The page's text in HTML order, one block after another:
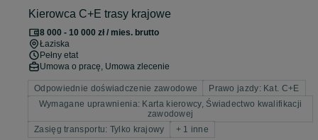
Kierowca C+E trasy krajowe
8 000 - 10 000 zł / mies. brutto
Łaziska
Pełny etat
Umowa o pracę, Umowa zlecenie
Odpowiednie doświadczenie zawodowe
Prawo jazdy: Kat. C+E
Wymagane uprawnienia: Karta kierowcy, Świadectwo kwalifikacji
zawodowej
Zasięg transportu: Tylko krajowy
+ 1 inne